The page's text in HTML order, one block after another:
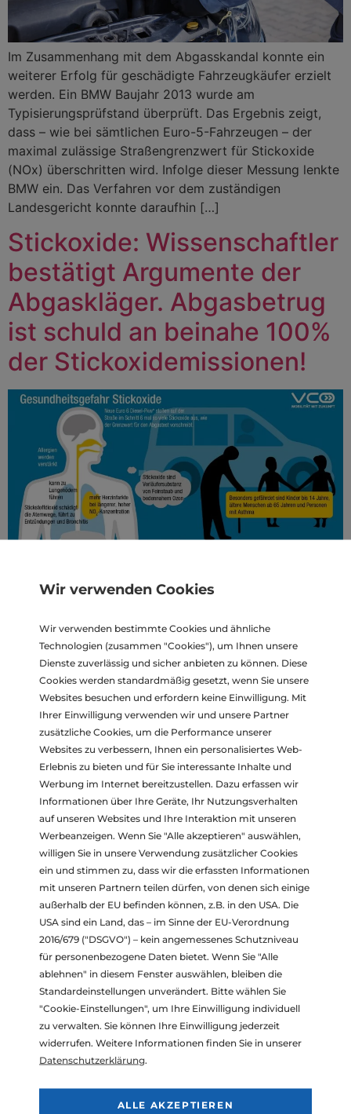
Im Zusammenhang mit dem Abgasskandal konnte ein
weiterer Erfolg für geschädigte Fahrzeugkäufer erzielt
werden. Ein BMW Baujahr 2013 wurde am
Typisierungsprüfstand überprüft. Das Ergebnis zeigt,
dass – wie bei sämtlichen Euro-5-Fahrzeugen – der
maximal zulässige Straßengrenzwert für Stickoxide
(NOx) überschritten wird. Infolge dieser Messung lenkte
BMW ein. Das Verfahren vor dem zuständigen
Landesgericht konnte daraufhin […]
Stickoxide: Wissenschaftler
bestätigt Argumente der
Abgaskläger. Abgasbetrug
ist schuld an beinahe 100%
der Stickoxidemissionen!
Lockdowns ist die Luftqualität deutlich besser
Innsbruck. Sie belegen auch, dass der Verkehr als Quelle
der Stickoxidbelastung in Städten bisher deutlich
unterschätzt wurde. Vierzig Meter über der Stadt, am
Dach des Bruno-Sander-Hauses der Universität
Innsbruck, befindet sich das urbane Observatorium des
Atmosphärenforschers Thomas Karl. […]
Ein weiterer Erfolg von
www.abgasanwalt.at
Der österreichische Rechtsanwalt Mag. Martin J. Moser
hat am Oberlandesgericht Innsbruck für eine Serie von
Einzelklagen einen weiteren Erfolg eingefahren. Seit
rund einem halben Jahr versuchen diverse
Wir verwenden Cookies
Wir verwenden bestimmte Cookies und ähnliche
Technologien (zusammen "Cookies"), um Ihnen unsere
Dienste zuverlässig und sicher anbieten zu können. Diese
Cookies werden standardmäßig gesetzt, wenn Sie unsere
Websites besuchen und erfordern keine Einwilligung. Mit
Ihrer Einwilligung verwenden wir und unsere Partner
zusätzliche Cookies, um die Performance unserer
Websites zu verbessern, Ihnen ein personalisiertes Web-
Erlebnis zu bieten und für Sie interessante Inhalte und
Werbung im Internet bereitzustellen. Dazu erfassen wir
Informationen über Ihre Geräte, Ihr Nutzungsverhalten
auf unseren Websites und Ihre Interaktion mit unseren
Werbeanzeigen. Wenn Sie "Alle akzeptieren" auswählen,
willigen Sie in unsere Verwendung zusätzlicher Cookies
ein und stimmen zu, dass wir die erfassten Informationen
mit unseren Partnern teilen dürfen, von denen sich einige
außerhalb der EU befinden können, z.B. in den USA. Die
USA sind ein Land, das – im Sinne der EU-Verordnung
2016/679 ("DSGVO") – kein angemessenes Schutzniveau
für personenbezogene Daten bietet. Wenn Sie "Alle
ablehnen" in diesem Fenster auswählen, bleiben die
Standardeinstellungen unverändert. Bitte wählen Sie
"Cookie-Einstellungen", um Ihre Einwilligung individuell
zu verwalten. Sie können Ihre Einwilligung jederzeit
widerrufen. Weitere Informationen finden Sie in unserer
Datenschutzerklärung.
ALLE AKZEPTIEREN